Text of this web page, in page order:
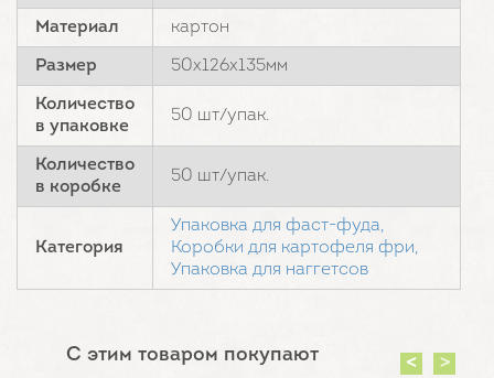
Материал картон
Размер 50х126х135мм
Количество
в упаковке
50 шт/упак.
Количество
в коробке
50 шт/упак.
Категория
Упаковка для фаст-фуда,
Коробки для картофеля фри,
Упаковка для наггетсов
С этим товаром покупают